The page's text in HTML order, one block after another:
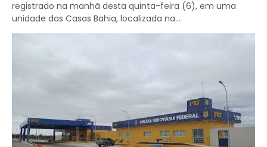
registrado na manhã desta quinta-feira (6), em uma
unidade das Casas Bahia, localizada na...